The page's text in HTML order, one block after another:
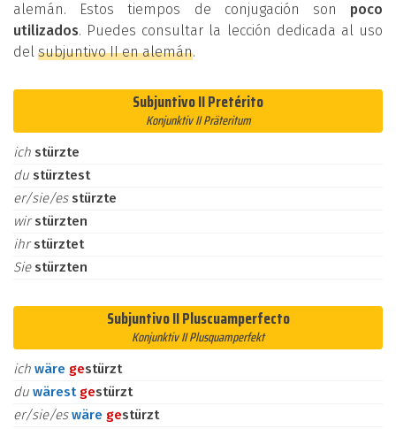
alemán. Estos tiempos de conjugación son poco
utilizados. Puedes consultar la lección dedicada al uso
del subjuntivo II en alemán.
Subjuntivo II Pretérito
Konjunktiv II Präteritum
ich stürzte
du stürztest
er/sie/es stürzte
wirstürzten
ihrstürztet
Sie stürzten
Subjuntivo II Pluscuamperfecto
Konjunktiv II Plusquamperfekt
ich wäre gestürzt
du wärest gestürzt
er/sie/eswäre gestürzt